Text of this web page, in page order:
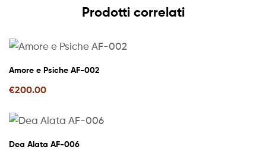
Prodotti correlati
Amore e Psiche AF-002
€200.00
Dea Alata AF-006